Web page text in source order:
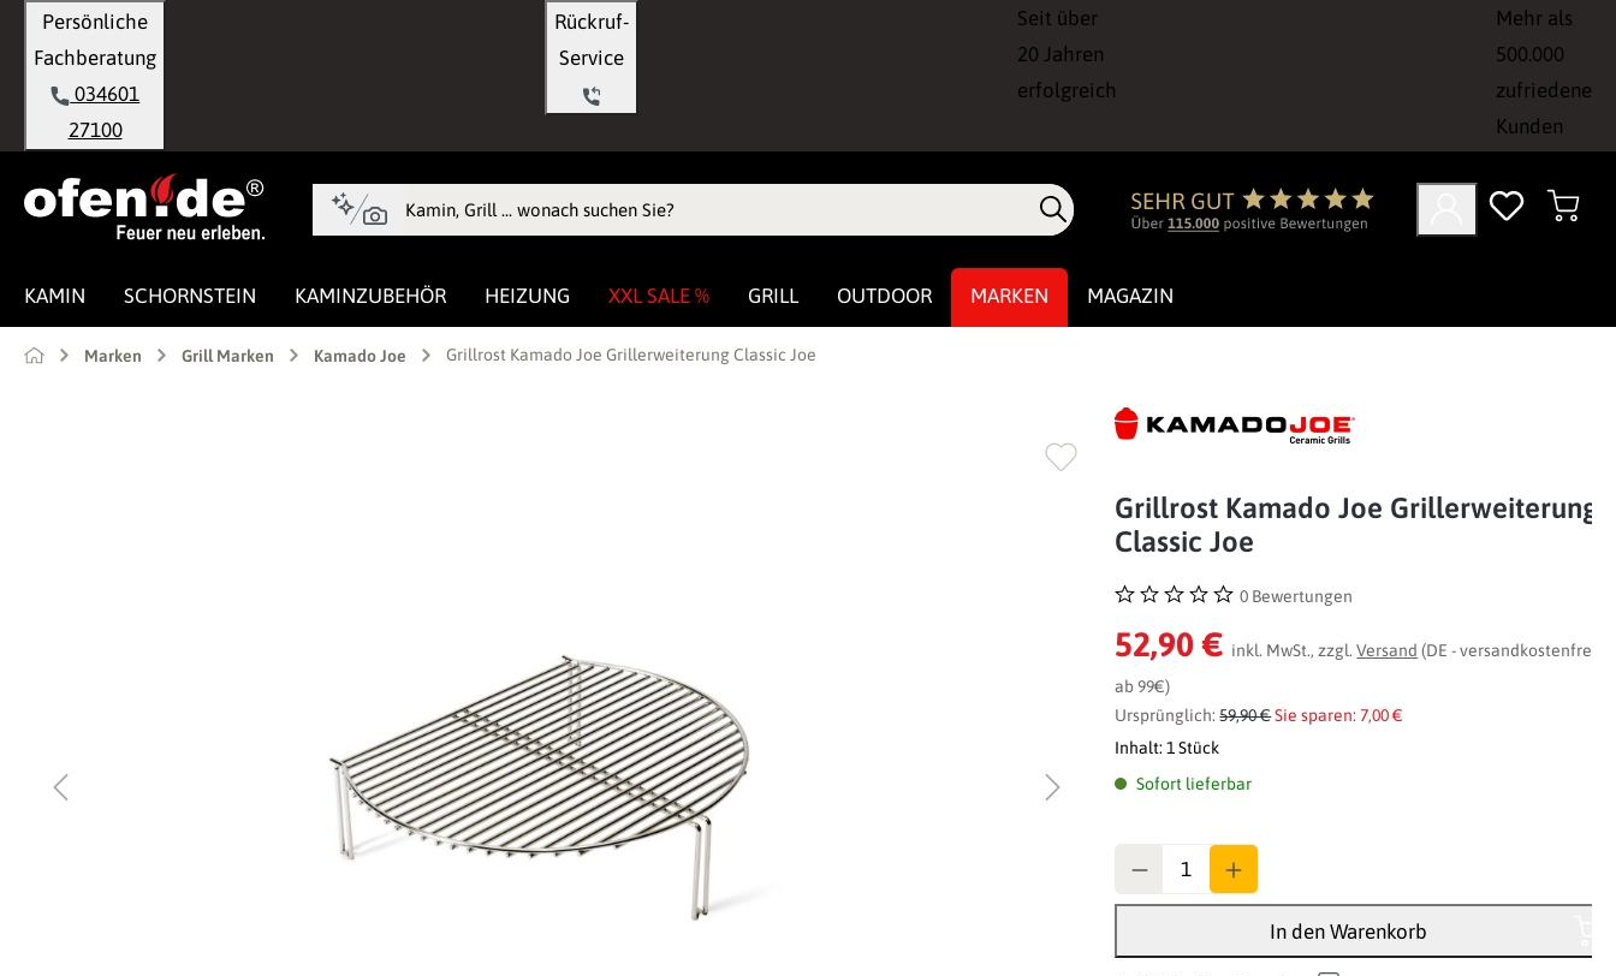
Zur Hauptnavigation springen
Persönliche
Fachberatung
034601
27100
Rückruf-
Seit über
20 Jahren
erfolgreich
Mehr als
500.000
zufriedene
Kunden
KAMIN SCHORNSTEIN KAMINZUBEHÖR HEIZUNG XXL SALE % GRILL OUTDOOR MARKEN MAGAZIN
Marken Grill Marken Kamado Joe Grillrost Kamado Joe Grillerweiterung Classic Joe
Grillrost Kamado Joe Grillerweiterung
Classic Joe
Durchschnittliche Bewertung von 0 von 5 Sternen
0 Bewertungen
52,90 € inkl. MwSt., zzgl.Versand (DE - versandkostenfrei
ab 99€)
Ursprünglich:59,90 €Sie sparen: 7,00 €
Inhalt:1 Stück
Sofort lieferbar
In den Warenkorb